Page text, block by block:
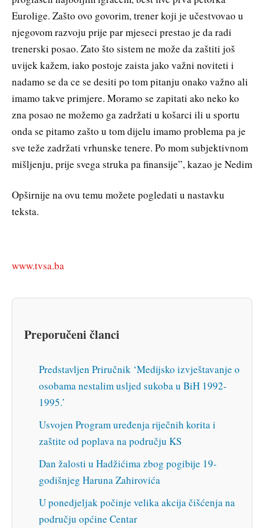
Eurolige. Zašto ovo govorim, trener koji je učestvovao u
njegovom razvoju prije par mjeseci prestao je da radi
trenerski posao. Zato što sistem ne može da zaštiti još
uvijek kažem, iako postoje zaista jako važni noviteti i
nadamo se da ce se desiti po tom pitanju onako važno ali
imamo takve primjere. Moramo se zapitati ako neko ko
zna posao ne možemo ga zadržati u košarci ili u sportu
onda se pitamo zašto u tom dijelu imamo problema pa je
sve teže zadržati vrhunske tenere. Po mom subjektivnom
mišljenju, prije svega struka pa finansije”, kazao je Nedim
Opširnije na ovu temu možete pogledati u nastavku
teksta.
www.tvsa.ba
Preporučeni članci
Predstavljen Priručnik ‘Medijsko izvještavanje o
osobama nestalim usljed sukoba u BiH 1992-
1995.’
Usvojen Program uređenja riječnih korita i
zaštite od poplava na području KS
Dan žalosti u Hadžićima zbog pogibije 19-
godišnjeg Haruna Zahirovića
U ponedjeljak počinje velika akcija čišćenja na
području općine Centar